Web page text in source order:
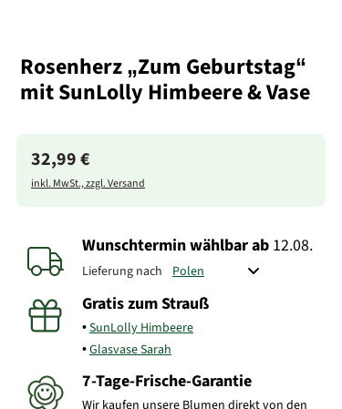
Rosenherz „Zum Geburtstag“
mit SunLolly Himbeere & Vase
32,99 €
inkl. MwSt., zzgl. Versand
Wunschtermin wählbarab 12.08.
Lieferung nach
Gratis zum Strauß
SunLolly Himbeere
Glasvase Sarah
7-Tage-Frische-Garantie
Wir kaufen unsere Blumen direkt von den